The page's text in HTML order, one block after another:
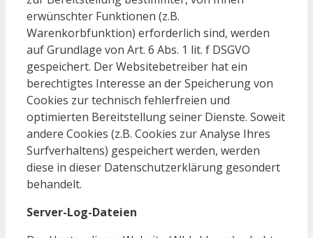
erwünschter Funktionen (z.B.
Warenkorbfunktion) erforderlich sind, werden
auf Grundlage von Art. 6 Abs. 1 lit. f DSGVO
gespeichert. Der Websitebetreiber hat ein
berechtigtes Interesse an der Speicherung von
Cookies zur technisch fehlerfreien und
optimierten Bereitstellung seiner Dienste. Soweit
andere Cookies (z.B. Cookies zur Analyse Ihres
Surfverhaltens) gespeichert werden, werden
diese in dieser Datenschutzerklärung gesondert
behandelt.
Server-Log-Dateien